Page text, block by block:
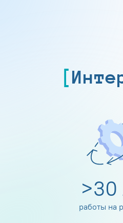
>30
работы на